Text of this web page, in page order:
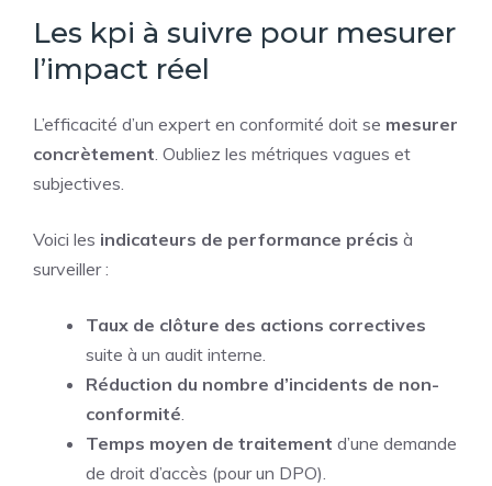
Les kpi à suivre pour mesurer
l’impact réel
L’efficacité d’un expert en conformité doit se mesurer
concrètement. Oubliez les métriques vagues et
subjectives.
Voici les indicateurs de performance précis à
surveiller :
Taux de clôture des actions correctives
suite à un audit interne.
Réduction du nombre d’incidents de non-
conformité.
Temps moyen de traitement d’une demande
de droit d’accès (pour un DPO).